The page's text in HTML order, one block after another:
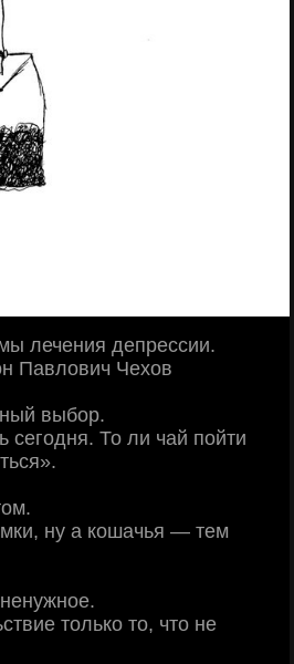
лечения депрессии.
Павлович Чехов
выбор.
сегодня. То ли чай пойти
ну а кошачья — тем
только то, что не